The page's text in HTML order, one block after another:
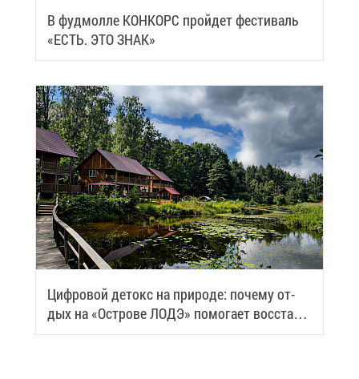
В фуд­мол­ле КОН­КОРС прой­дет фе­сти­валь
«ЕСТЬ. ЭТО ЗНАК»
Циф­ро­вой де­токс на при­ро­де: по­че­му от­
дых на «Ост­ро­ве ЛОДЭ» по­мо­га­ет вос­ста­но­
вить си­лы